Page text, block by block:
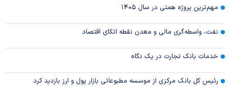
مهم‌ترین پروژه همتی در سال ۱۴۰۵
نفت، واسطه‌گری مالی و معدن نقطه اتکای اقتصاد
خدمات بانک تجارت در یک نگاه
رئیس کل بانک مرکزی از موسسه مطبوعاتی بازار پول و ارز بازدید کرد